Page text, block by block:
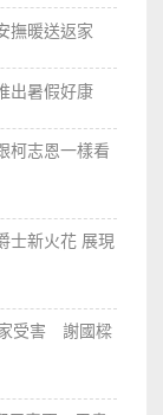
撫暖送返家
出暑假好康
柯志恩一樣看
士新火花 展現
受害 謝國樑